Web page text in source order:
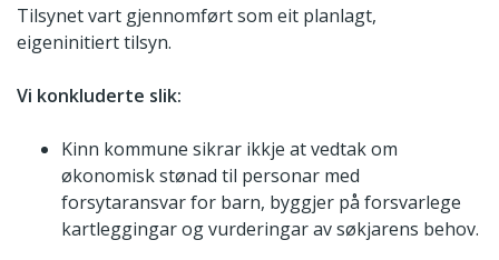
Tilsynet vart gjennomført som eit planlagt,
eigeninitiert tilsyn.
Vi konkluderte slik:
Kinn kommune sikrar ikkje at vedtak om
økonomisk stønad til personar med
forsytaransvar for barn, byggjer på forsvarlege
kartleggingar og vurderingar av søkjarens behov.